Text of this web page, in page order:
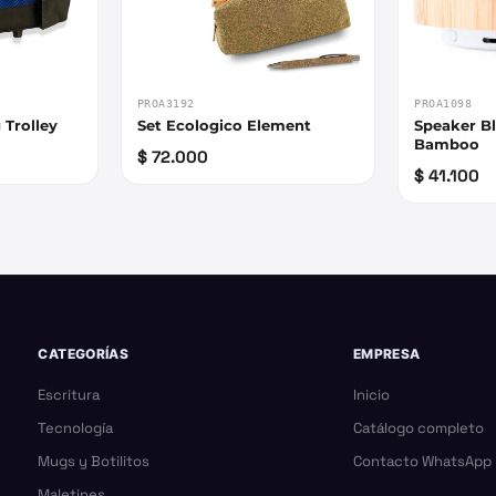
Trolley
PROA3192
Set Ecologico Element
$ 72.000
PROA1098
Speaker
Bamboo
$ 41.100
CATEGORÍAS
Escritura
Tecnología
Mugs y Botilitos
EMPRESA
Inicio
Catálogo completo
Contacto WhatsApp